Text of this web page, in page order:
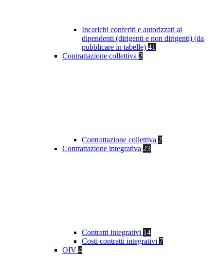
Incarichi conferiti e autorizzati ai
dipendenti (dirigenti e non dirigenti) (da
pubblicare in tabelle) 41
Contrattazione collettiva 2
Contrattazione collettiva 2
Contrattazione integrativa 23
Contratti integrativi 14
Costi contratti integrativi 7
OIV 4